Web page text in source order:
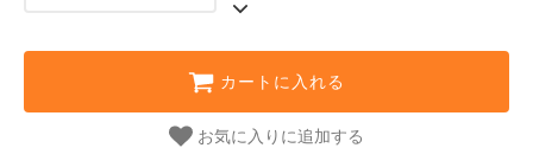
カートに入れる
お気に入りに追加する